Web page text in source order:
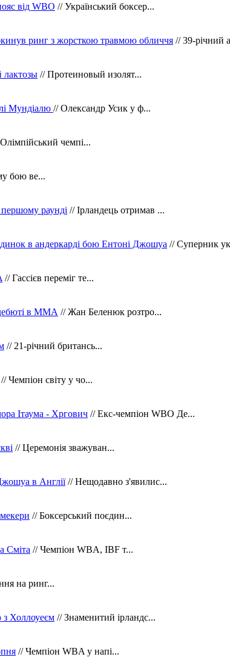
від WBO // Український боксер...
ринг з жорсткою травмою обличчя // 39-річний
лактозы // Протеиновый изолят...
Мундіалю // Олександр Усик у ф...
чемпі...
бою ве...
раунді // Ірландець отримав ...
в андеркарді бою Ентоні Джошуа // Суперник
// Гассієв переміг те...
в ММА // Жан Беленюк розтро...
// 21-річний британсь...
// Чемпіон світу у чо...
Ітаума - Хргович // Екс-чемпіон WBO Де...
// Церемонія зважуван...
в Англії// Нещодавно з'явилис...
// Боксерський поєдин...
Сміта // Чемпіон WBA, IBF т...
на ринг...
з Холлоуеєм // Знаменитий ірландс...
// Чемпіон WBA у напі...